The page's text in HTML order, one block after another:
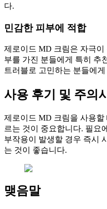
다.
민감한 피부에 적합
제로이드 MD 크림은 자극이
부를 가진 분들에게 특히 추
트러블로 고민하는 분들에
사용 후기 및 주의
제로이드 MD 크림을 사용
르는 것이 중요합니다. 필요
부작용이 발생할 경우 즉시
는 것이 좋습니다.
맺음말